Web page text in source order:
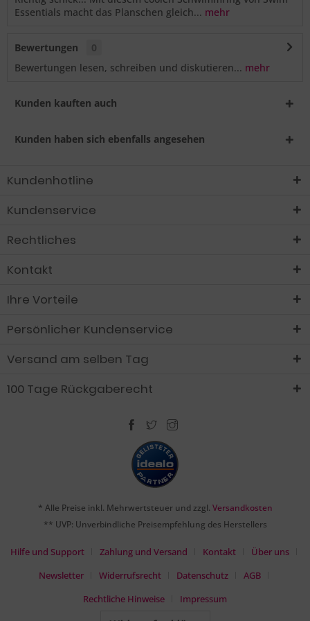
Essentials macht das Planschen gleich... mehr
Bewertungen
0
Bewertungen lesen, schreiben und diskutieren... mehr
Kunden kauften auch
Kunden haben sich ebenfalls angesehen
Kundenhotline
Kundenservice
Rechtliches
Kontakt
Ihre Vorteile
Persönlicher Kundenservice
Versand am selben Tag
100 Tage Rückgaberecht
* Alle Preise inkl. Mehrwertsteuer und zzgl. Versandkosten
** UVP: Unverbindliche Preisempfehlung des Herstellers
Hilfe und Support Zahlung und Versand Kontakt
Über uns
Newsletter
Widerrufsrecht Datenschutz
AGB
Rechtliche Hinweise
Impressum